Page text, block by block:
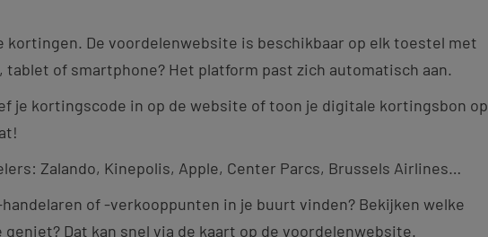
De voordelenwebsite is beschikbaar op elk toestel met
of smartphone? Het platform past zich automatisch aan.
je kortingscode in op de website of toon je digitale kortingsbon op
Zalando, Kinepolis, Apple, Center Parcs, Brussels Airlines…
of -verkooppunten in je buurt vinden? Bekijken welke
Dat kan snel via de kaart op de voordelenwebsite.